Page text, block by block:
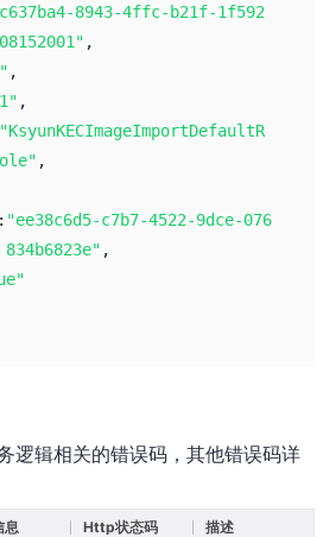
8943-4ffc-b21f-1f592
,
,
,
"KsyunKECImageImportDefaultR
ole" ,
"ee38c6d5-c7b7-4522-9dce-076
834b6823e" ,
逻辑相关的错误码，其他错误码详
息 Http状态码 描述